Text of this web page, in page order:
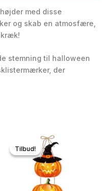
med disse
og skab en atmosfære,
stemning til halloween
der
Tilbud!
Tilbud!